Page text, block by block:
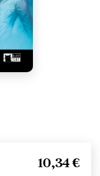
10,34 €